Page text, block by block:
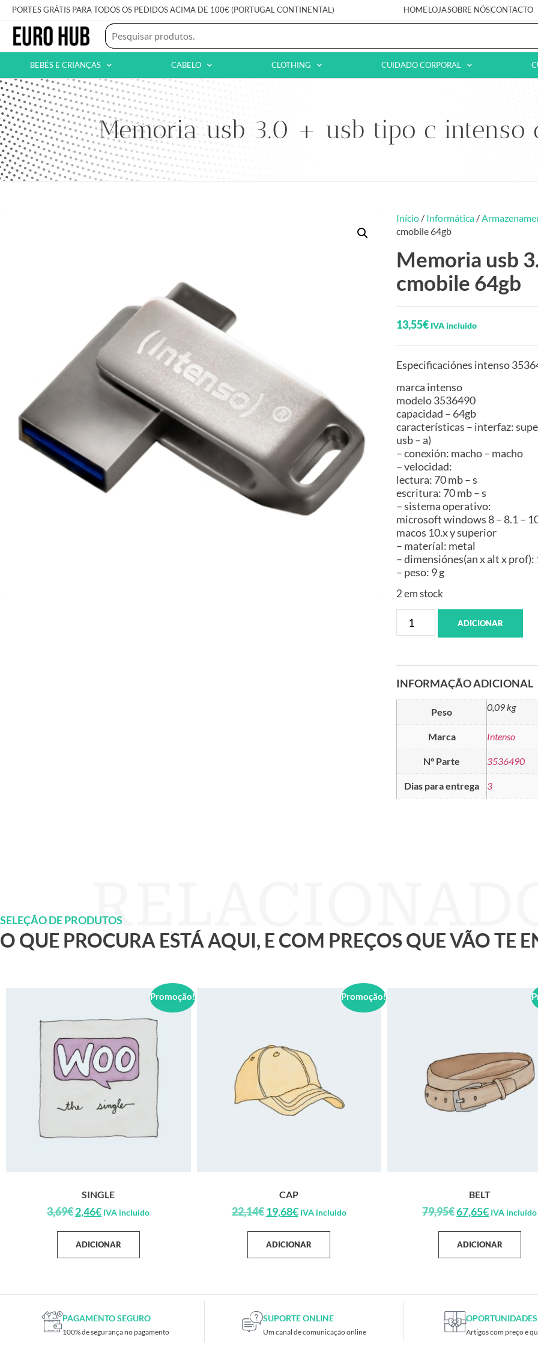
PORTES GRÁTIS PARA TODOS OS PEDIDOS ACIMA DE 100€ (PORTUGAL CONTINENTAL) HOMELOJASOBRE NÓSCONTACTO
BEBÉS E CRIANÇAS CABELO CLOTHING CUIDADO CORPORAL
Memoria usb 3.0 + usb tipo c intenso
Início / Informática /
cmobile 64gb
Memoria usb
cmobile 64gb
13,55€ IVA incluido
Especificaciónes intenso
marca intenso
modelo 3536490
capacidad – 64gb
características – interfaz:
usb – a)
– conexión: macho – macho
– velocidad:
lectura: 70 mb – s
escritura: 70 mb – s
– sistema operativo:
microsoft windows 8 – 8.1 –
macos 10.x y superior
– materíal: metal
– dimensiónes(an x alt x prof):
– peso: 9 g
2 em stock
ADICIONAR
INFORMAÇÃO ADICIONAL
Peso 0,09 kg
Marca Intenso
Nº Parte 3536490
Dias para entrega 3
SELEÇÃO DE PRODUTOS
O QUE PROCURA ESTÁ AQUI, E COM PREÇOS QUE VÃO TE
Promoção!
SINGLE
3,69€2,46€ IVA incluido
ADICIONAR
Promoção!
CAP
22,14€19,68€ IVA incluido
ADICIONAR
BELT
79,95€67,65€ IVA incluido
ADICIONAR
PAGAMENTO SEGURO
100% de segurança no pagamento
SUPORTE ONLINE
Um canal de comunicação online
OPORTUNIDADES
Artigos com preço e